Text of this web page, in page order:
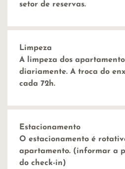
setor de reservas.
Limpeza
A limpeza dos
diariamente. A troca do
cada 72h.
Estacionamento
O estacionamento é
apartamento. (informar a
do check-in)